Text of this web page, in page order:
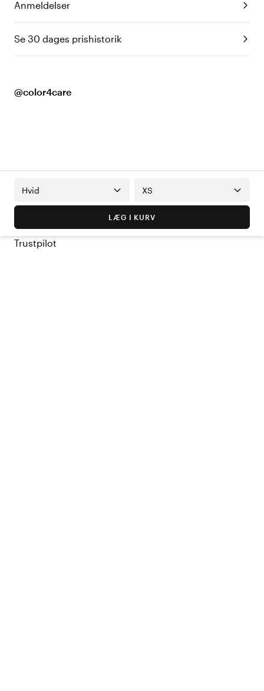
Anmeldelser
Se 30 dages prishistorik
@color4care
Hvid XS
LÆG I KURV
Trustpilot